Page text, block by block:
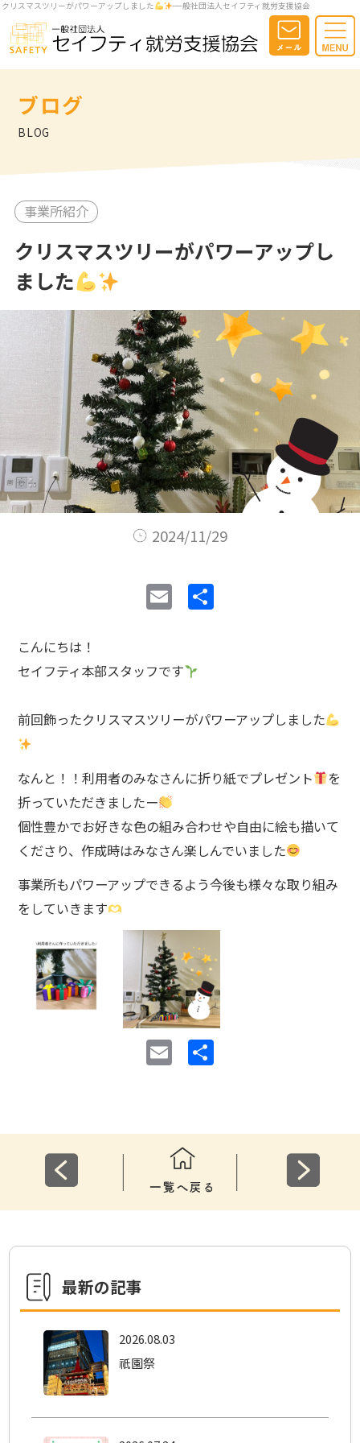
クリスマスツリーがパワーアップしました -一般社団法人セイフティ就労支援協会
ブログ
BLOG
事業所紹介
クリスマスツリーがパワーアップし
ました
2024/11/29
E
m
l
こんにちは！
セイフティ本部スタッフです
前回飾ったクリスマスツリーがパワーアップしました
なんと！！利用者のみなさんに折り紙でプレゼント
を
折っていただきましたー
個性豊かでお好きな色の組み合わせや自由に絵も描いて
くださり、作成時はみなさん楽しんでいました
事業所もパワーアップできるよう今後も様々な取り組み
をしていきます
E
m
l
最新の記事
2026.08.03
祇園祭